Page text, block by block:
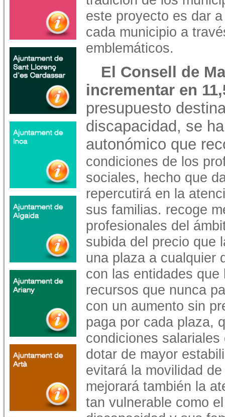
este proyecto es dar
cada municipio a
emblemáticos.
El Consell de
incrementar en
presupuesto
discapacidad, se
autonómico que
condiciones de los
sociales, hecho que
repercutirá en la
sus familias. recoge
profesionales del
subida del precio que
una plaza a cualquier
con las entidades
recursos que nunca
con un aumento sin
paga por cada plaza,
condiciones
dotar de mayor
evitará la movilidad
mejorará también la
tan vulnerable como